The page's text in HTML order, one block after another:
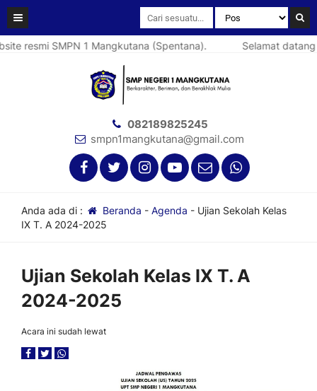
resmi SMPN 1 Mangkutana (Spentana). Selamat datang
082189825245
smpn1mangkutana@gmail.com
Anda ada di : Beranda - Agenda - Ujian Sekolah Kelas
IX T. A 2024-2025
Ujian Sekolah Kelas IX T. A
2024-2025
Acara ini sudah lewat